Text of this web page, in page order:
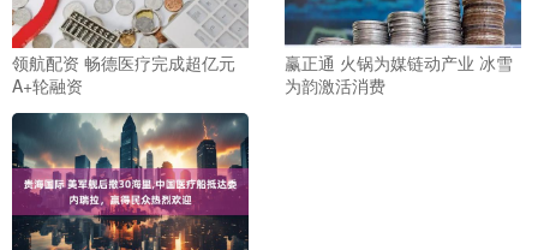
领航配资 畅德医疗完成超亿元
A+轮融资
赢正通 火锅为媒链动产业 冰雪
为韵激活消费